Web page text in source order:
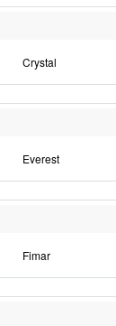
Crystal
Everest
Fimar